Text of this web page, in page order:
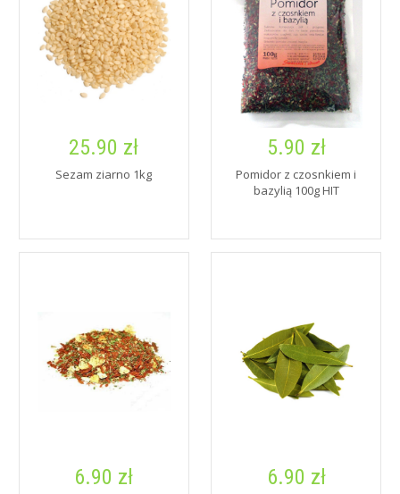
25.90 zł
Sezam ziarno 1kg
5.90 zł
Pomidor z czosnkiem i
bazylią 100g HIT
6.90 zł 6.90 zł